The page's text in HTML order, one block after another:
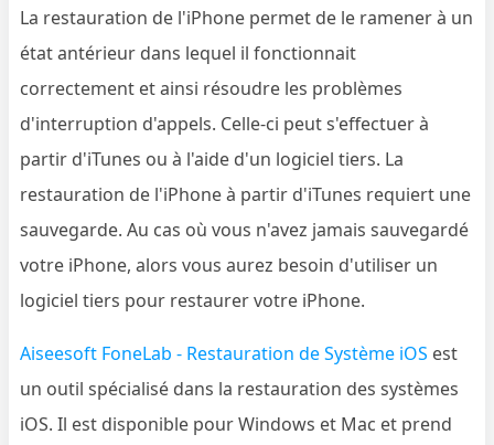
La restauration de l'iPhone permet de le ramener à un
état antérieur dans lequel il fonctionnait
correctement et ainsi résoudre les problèmes
d'interruption d'appels. Celle-ci peut s'effectuer à
partir d'iTunes ou à l'aide d'un logiciel tiers. La
restauration de l'iPhone à partir d'iTunes requiert une
sauvegarde. Au cas où vous n'avez jamais sauvegardé
votre iPhone, alors vous aurez besoin d'utiliser un
logiciel tiers pour restaurer votre iPhone.
Aiseesoft FoneLab - Restauration de Système iOS est
un outil spécialisé dans la restauration des systèmes
iOS. Il est disponible pour Windows et Mac et prend